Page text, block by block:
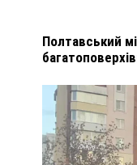
Полтавський